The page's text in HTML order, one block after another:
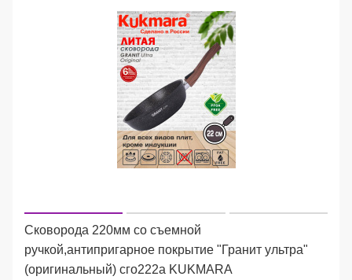
Сковорода 220мм со съемной
ручкой,антипригарное покрытие "Гранит ультра"
(оригинальный) сго222а KUKMARA